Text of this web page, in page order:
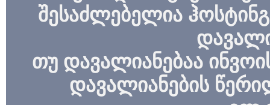
შესაძლებელია
თუ დავალიანებაა
დავალიანების